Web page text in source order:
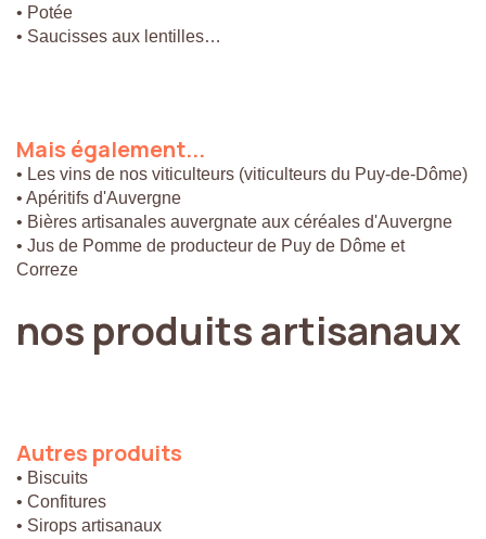
• Potée
• Saucisses aux lentilles…
Mais également...
• Les vins de nos viticulteurs (viticulteurs du Puy-de-Dôme)
• Apéritifs d'Auvergne
• Bières artisanales auvergnate aux céréales d'Auvergne
• Jus de Pomme de producteur de Puy de Dôme et
Correze
nos produitsartisanaux
Autres produits
• Biscuits
• Confitures
• Sirops artisanaux